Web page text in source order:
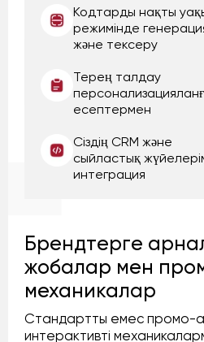
Кодтарды нақты
режимінде
және тексеру
Терең талдау
есептермен
Сіздің CRM және
сыйластық
интеграция
Брендтерге
жобалар мен
механикалар
Стандартты емес промо-
интерактивті